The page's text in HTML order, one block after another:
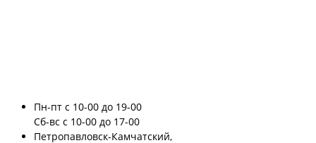
Пн-пт с 10-00 до 19-00
Сб-вс с 10-00 до 17-00
Петропавловск-Камчатский,